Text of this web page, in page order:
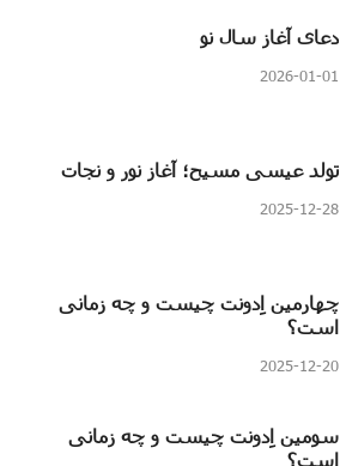
دعای آغاز سال نو
2026-01-01
تولد عیسی مسیح؛ آغاز نور و نجات
2025-12-28
چهارمین اِدونت چیست و چه زمانی
است؟
2025-12-20
سومین اِدونت چیست و چه زمانی
است؟